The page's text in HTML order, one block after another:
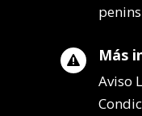
 Más
Aviso